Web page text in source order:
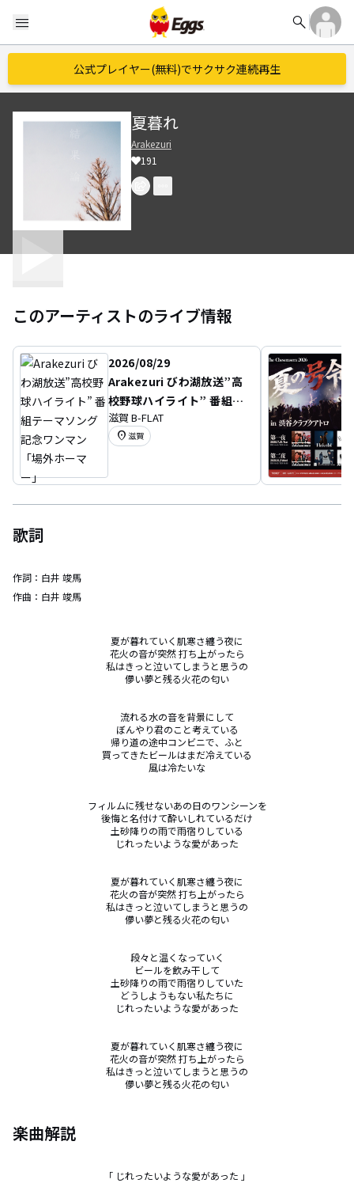
menu search
公式プレイヤー(無料)でサクサク連続再生
夏暮れ
Arakezuri
191
このアーティストのライブ情報
2026/08/29
Arakezuri びわ湖放送”高
校野球ハイライト” 番組テ
ーマソング記念ワンマン
「場外ホーマー」
滋賀 B-FLAT
location_on 滋賀
歌詞
作詞： 白井 竣馬
作曲： 白井 竣馬
夏が暮れていく肌寒さ纏う夜に
花火の音が突然 打ち上がったら
私はきっと泣いてしまうと思うの
儚い夢と残る火花の匂い
流れる水の音を背景にして
ぼんやり君のこと考えている
帰り道の途中コンビニで、ふと
買ってきたビールはまだ冷えている
風は冷たいな
フィルムに残せないあの日のワンシーンを
後悔と名付けて酔いしれているだけ
土砂降りの雨で雨宿りしている
じれったいような愛があった
夏が暮れていく肌寒さ纏う夜に
花火の音が突然 打ち上がったら
私はきっと泣いてしまうと思うの
儚い夢と残る火花の匂い
段々と温くなっていく
ビールを飲み干して
土砂降りの雨で雨宿りしていた
どうしようもない私たちに
じれったいような愛があった
夏が暮れていく肌寒さ纏う夜に
花火の音が突然 打ち上がったら
私はきっと泣いてしまうと思うの
儚い夢と残る火花の匂い
楽曲解説
「 じれったいような愛があった 」